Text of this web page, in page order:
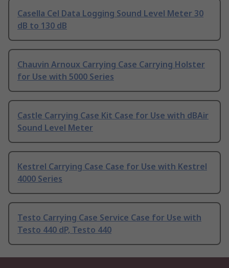
Casella Cel Data Logging Sound Level Meter 30
dB to 130 dB
Chauvin Arnoux Carrying Case Carrying Holster
for Use with 5000 Series
Castle Carrying Case Kit Case for Use with dBAir
Sound Level Meter
Kestrel Carrying Case Case for Use with Kestrel
4000 Series
Testo Carrying Case Service Case for Use with
Testo 440 dP, Testo 440